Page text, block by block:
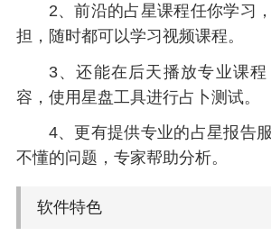
2、前沿的占星课程任你学习
担，随时都可以学习视频课程。
3、还能在后天播放专业课
容，使用星盘工具进行占卜测试。
4、更有提供专业的占星报告
不懂的问题，专家帮助分析。
软件特色